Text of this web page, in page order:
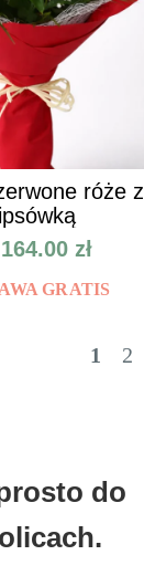
róże z
164.00 zł
GRATIS
1 2
do